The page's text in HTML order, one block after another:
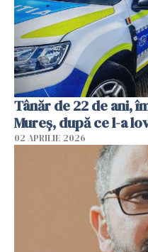
Tânăr de 22 de ani,
Mureș, după ce l-a
02 APRILIE 2026